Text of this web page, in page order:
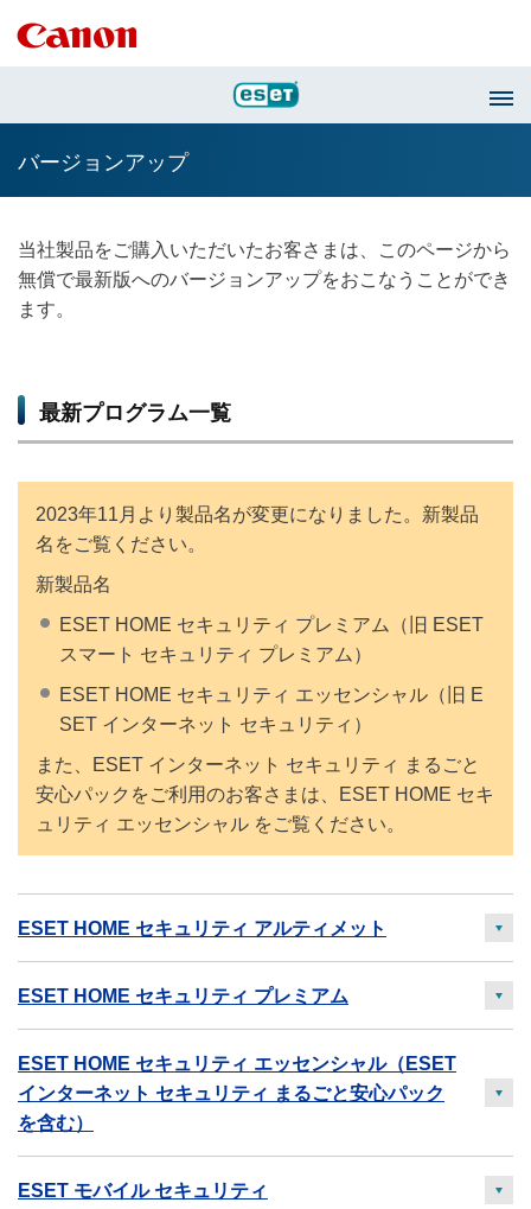
バージョンアップ
当社製品をご購入いただいたお客さまは、このページから
無償で最新版へのバージョンアップをおこなうことができ
ます。
最新プログラム一覧
2023年11月より製品名が変更になりました。新製品
名をご覧ください。
新製品名
ESET HOME セキュリティ プレミアム（旧 ESET
スマート セキュリティ プレミアム）
ESET HOME セキュリティ エッセンシャル（旧 E
SET インターネット セキュリティ）
また、ESET インターネット セキュリティ まるごと
安心パックをご利用のお客さまは、ESET HOME セキ
ュリティ エッセンシャル をご覧ください。
ESET HOME セキュリティ アルティメット
開
く
ESET HOME セキュリティ プレミアム
開
く
ESET HOME セキュリティ エッセンシャル（ESET
インターネット セキュリティ まるごと安心パック
を含む）
開
ESET モバイル セキュリティ
開